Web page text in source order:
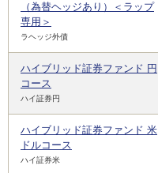
（為替ヘッジあり）＜ラップ
専用＞
ラヘッジ外債
ハイブリッド証券ファンド 円
コース
ハイ証券円
ハイブリッド証券ファンド 米
ドルコース
ハイ証券米